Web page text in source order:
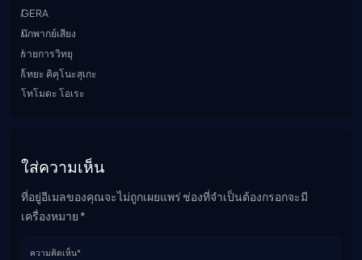
GERA
นักพากย์เสียง
รายการวิทยุ
โทยะ คิคุโนะสุเกะ
โทโมดะ โอเระ
ใส่ความเห็น
ที่อยู่อีเมลของคุณจะไม่ถูกเผยแพร่ ช่องที่จำเป็นต้องกรอกจะมี
เครื่องหมาย *
ความคิดเห็น*